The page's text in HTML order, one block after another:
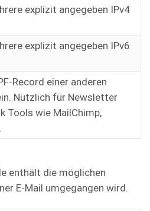
explizit angegeben IPv4
explizit angegeben IPv6
Record einer anderen
Nützlich für Newsletter
Tools wie MailChimp,
enthält die möglichen
E-Mail umgegangen wird.